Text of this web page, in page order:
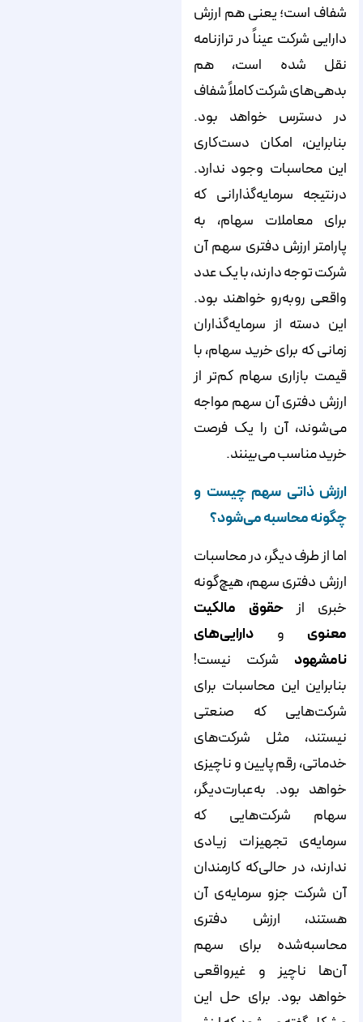
شفاف است؛ یعنی هم ارزش
دارایی شرکت عیناً در ترازنامه
نقل شده است، هم
بدهی‌های شرکت کاملاً شفاف
در دسترس خواهد بود.
بنابراین، امکان دست‌کاری
این محاسبات وجود ندارد.
درنتیجه سرمایه‌گذارانی که
برای معاملات سهام، به
پارامتر ارزش دفتری سهم آن
شرکت توجه دارند، با یک عدد
واقعی روبه‌رو خواهند بود.
این دسته از سرمایه‌گذاران
زمانی که برای خرید سهام، با
قیمت بازاری سهام کم‌تر از
ارزش دفتری آن سهم مواجه
می‌شوند، آن را یک فرصت
خرید مناسب می‌بینند.
ارزش ذاتی سهم چیست و
چگونه محاسبه می‌شود؟
اما از طرف دیگر، در محاسبات
ارزش دفتری سهم، هیچ‌گونه
خبری از حقوق مالکیت
معنوی و دارایی‌های
نامشهود شرکت نیست!
بنابراین این محاسبات برای
شرکت‌هایی که صنعتی
نیستند، مثل شرکت‌های
خدماتی، رقم پایین و ناچیزی
خواهد بود. به‌عبارت‌دیگر،
سهام شرکت‌هایی که
سرمایه‌ی تجهیزات زیادی
ندارند،‌ در حالی‌که کارمندان
آن شرکت جزو سرمایه‌ی آن
هستند، ارزش دفتری
محاسبه‌شده برای سهم
آن‌ها ناچیز و غیرواقعی
خواهد بود. برای حل این